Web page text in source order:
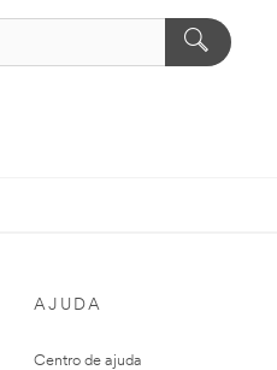
AJUDA
Centro de ajuda